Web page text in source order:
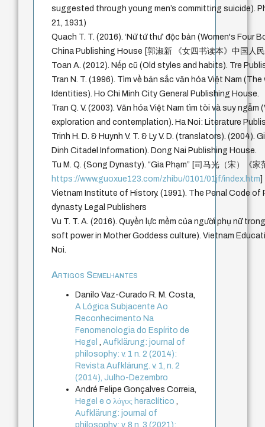
suggested through young men’s committing suicide).
21, 1931)
Quach T. T. (2016). ‘Nữ tứ thư’ độc bản (Women's Four
China Publishing House [郭淑新 《女四书读本》中国人
Toan A. (2012). Nếp cũ (Old styles and habits). Tre
Tran N. T. (1996). Tìm về bản sắc văn hóa Việt Nam
Identities). Ho Chi Minh City General Publishing House.
Tran Q. V. (2003). Văn hóa Việt Nam tìm tòi và suy
exploration and contemplation). Ha Noi: Literature
Trinh H. D. & Huynh V. T. & Ly V. D. (translators). (2004).
Dinh Citadel Information). Dong Nai Publishing House.
Tu M. Q. (Song Dynasty). “Gia Phạm” [司马光（宋）《家
https://www.guoxue123.com/zhibu/0101/01jf/index.htm
Vietnam Institute of History. (1991). The Penal Code of
dynasty. Legal Publishers
Vu T. T. A. (2016). Quyền lực mềm của người phụ nữ
soft power in Mother Goddess culture). Vietnam
Noi.
Artigos Semelhantes
Danilo Vaz-Curado R. M. Costa,
A Lógica Subjacente Ao
Reconhecimento Na
Fenomenologia do Espírito de
Hegel,Aufklärung: journal of
philosophy: v. 1 n. 2 (2014):
Revista Aufklärung. v. 1, n. 2
(2014), Julho-Dezembro
André Felipe Gonçalves Correia,
Hegel e o λόγος heraclítico,
Aufklärung: journal of
philosophy: v. 8 n. 3 (2021):